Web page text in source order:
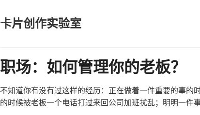
卡片创作实验室
职场：如何管理你的老板？
不知道你有没有过这样的经历：正在做着一件重要的事的
的时候被老板一个电话打过来回公司加班扰乱；明明一件